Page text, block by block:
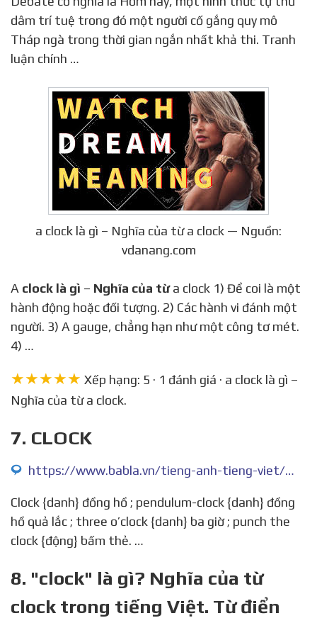
dâm trí tuệ trong đó một người cố gắng quy mô
Tháp ngà trong thời gian ngắn nhất khả thi. Tranh
luận chính …
a clock là gì – Nghĩa của từ a clock — Nguồn:
vdanang.com
clock là gì – Nghĩa của từa clock 1) Để coi là một
hành động hoặc đối tượng. 2) Các hành vi đánh một
người. 3) A gauge, chẳng hạn như một công tơ mét.
4) …
★★★★★ Xếp hạng: 5 · 1 đánh giá · a clock là gì –
Nghĩa của từ a clock.
7. CLOCK
https://www.babla.vn/tieng-anh-tieng-viet/clock
Clock {danh} đồng hồ ; pendulum-clock {danh} đồng
hồ quả lắc ; three o’clock {danh} ba giờ ; punch the
clock {động} bấm thẻ. …
8. "clock" là gì? Nghĩa của từ
clock trong tiếng Việt. Từ điển